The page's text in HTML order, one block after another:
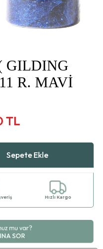
GILDING
R. MAVİ
TL
Hızlı Kargo